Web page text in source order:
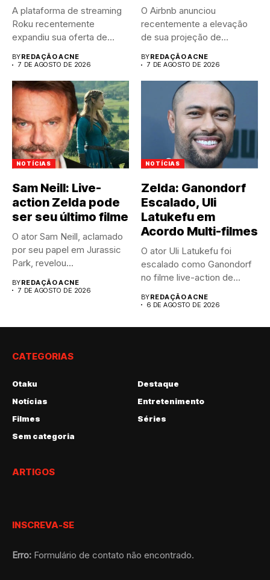
A plataforma de streaming
Roku recentemente
expandiu sua oferta de
canais FAST,...
BYREDAÇÃO ACNE
7 DE AGOSTO DE 2026
O Airbnb anunciou
recentemente a elevação
de sua projeção de
resultados anuais....
BYREDAÇÃO ACNE
7 DE AGOSTO DE 2026
NOTÍCIAS
Sam Neill: Live-
action Zelda pode
ser seu último filme
O ator Sam Neill, aclamado
por seu papel em Jurassic
Park, revelou...
BYREDAÇÃO ACNE
7 DE AGOSTO DE 2026
NOTÍCIAS
Zelda: Ganondorf
Escalado, Uli
Latukefu em
Acordo Multi-filmes
O ator Uli Latukefu foi
escalado como Ganondorf
no filme live-action de...
BYREDAÇÃO ACNE
6 DE AGOSTO DE 2026
CATEGORIAS
Otaku
Destaque
Notícias
Entretenimento
Filmes
Séries
Sem categoria
ARTIGOS
INSCREVA-SE
Erro: Formulário de contato não encontrado.